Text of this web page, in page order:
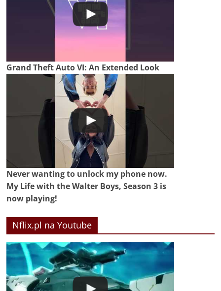
Grand Theft Auto VI: An Extended Look
Never wanting to unlock my phone now.
My Life with the Walter Boys, Season 3 is
now playing!
Nflix.pl na Youtube